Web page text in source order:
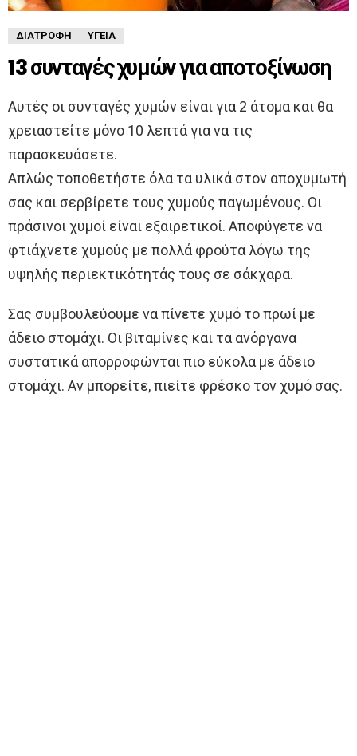
ΔΙΑΤΡΟΦΉ ΥΓΕΊΑ
13 συνταγές χυμών για αποτοξίνωση
Αυτές οι συνταγές χυμών είναι για 2 άτομα και θα
χρειαστείτε μόνο 10 λεπτά για να τις
παρασκευάσετε.
Απλώς τοποθετήστε όλα τα υλικά στον αποχυμωτή
σας και σερβίρετε τους χυμούς παγωμένους. Οι
πράσινοι χυμοί είναι εξαιρετικοί. Αποφύγετε να
φτιάχνετε χυμούς με πολλά φρούτα λόγω της
υψηλής περιεκτικότητάς τους σε σάκχαρα.
Σας συμβουλεύουμε να πίνετε χυμό το πρωί με
άδειο στομάχι. Οι βιταμίνες και τα ανόργανα
συστατικά απορροφώνται πιο εύκολα με άδειο
στομάχι. Αν μπορείτε, πιείτε φρέσκο τον χυμό σας.